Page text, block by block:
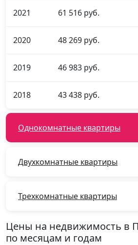
2021 61 516 руб.
2020 48 269 руб.
2019 46 983 руб.
2018 43 438 руб.
Однокомнатные квартиры
Двухкомнатные квартиры
Трехкомнатные квартиры
Цены на недвижимость в
по месяцам и годам